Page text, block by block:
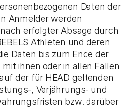
Daten der
Anmelder werden
erfolgter Absage durch
Athleten und deren
Daten bis zum Ende der
ihnen oder in allen Fällen
der für HEAD geltenden
, Verjährungs- und
bzw. darüber